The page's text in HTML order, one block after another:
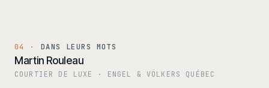
04 · DANS LEURS MOTS
Martin Rouleau
COURTIER DE LUXE · ENGEL & VÖLKERS QUÉBEC